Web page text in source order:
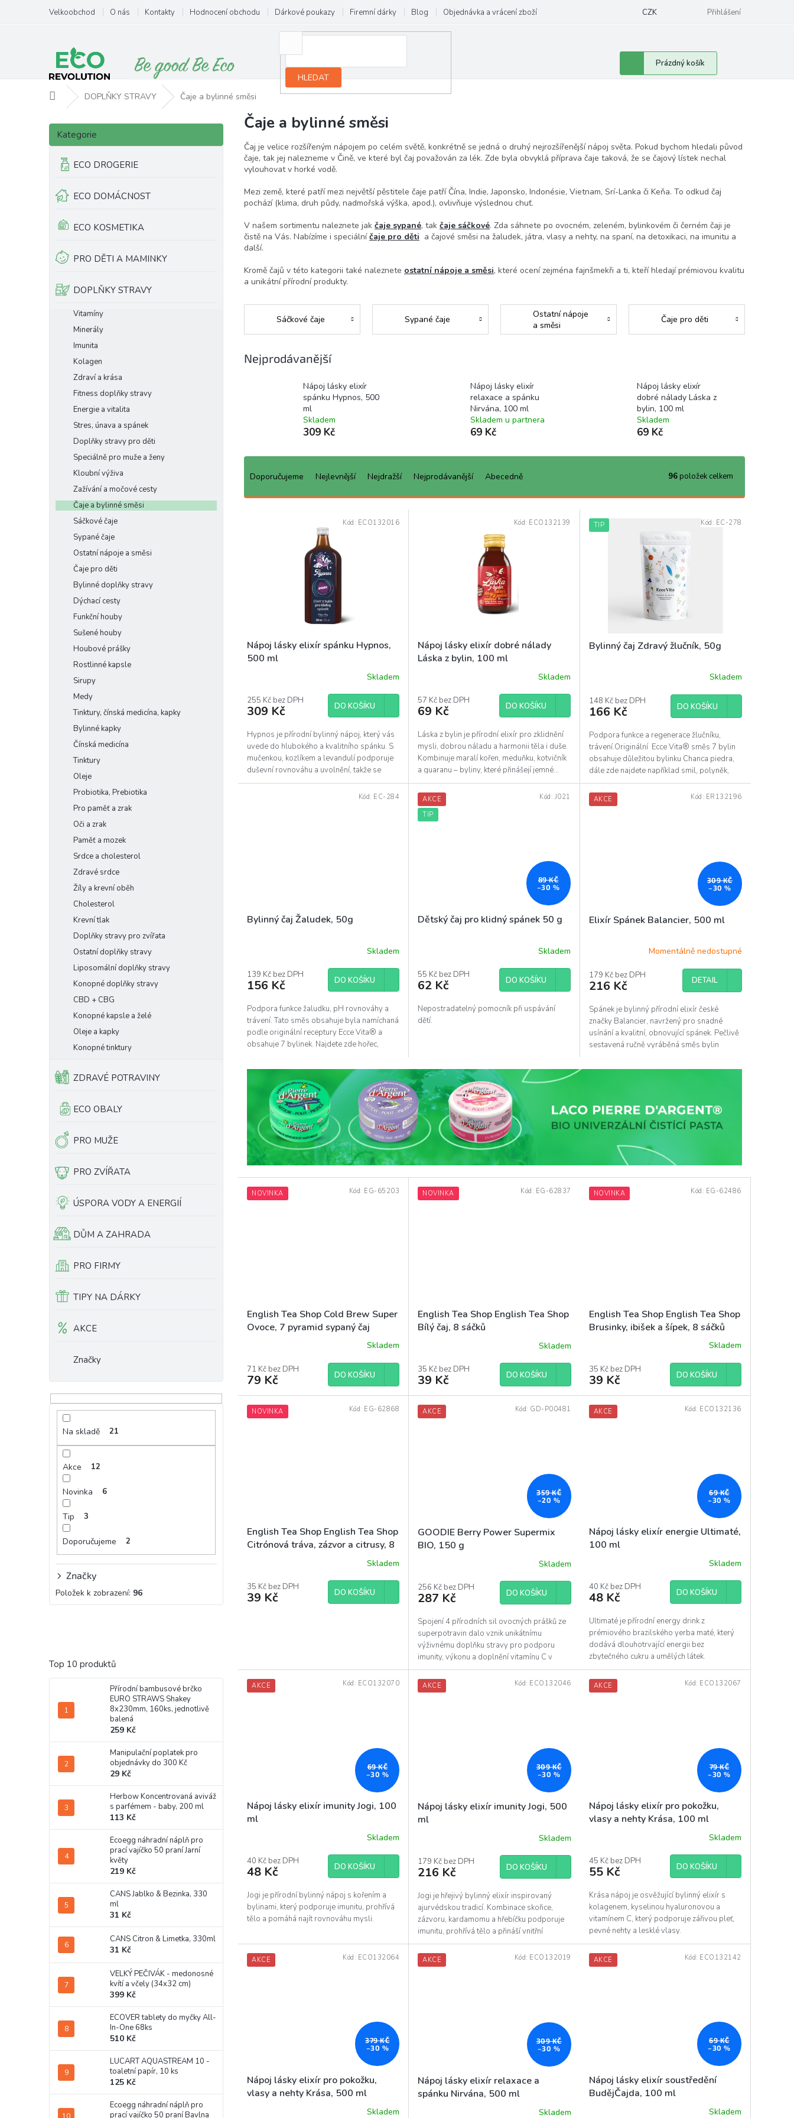
obsah
Velkoobchod O nás Kontakty Hodnocení obchodu Dárkové poukazy Firemní dárky Blog Objednávka a vrácení zboží CZK Přihlášení
HLEDAT
Nákupní
košík
Prázdný košík
Domů DOPLŇKY STRAVY Čaje a bylinné směsi
P
s
n
n
Přeskočit
kategorie
Kategorie
ECO DROGERIE
ECO DOMÁCNOST
ECO KOSMETIKA
PRO DĚTI A MAMINKY
DOPLŇKY STRAVY
Vitamíny
Minerály
Imunita
Kolagen
Zdraví a krása
Fitness doplňky stravy
Energie a vitalita
Stres, únava a spánek
Doplňky stravy pro děti
Speciálně pro muže a ženy
Kloubní výživa
Zažívání a močové cesty
Čaje a bylinné směsi
Sáčkové čaje
Sypané čaje
Ostatní nápoje a směsi
Čaje pro děti
Bylinné doplňky stravy
Dýchací cesty
Funkční houby
Sušené houby
Houbové prášky
Rostlinné kapsle
Sirupy
Medy
Tinktury, čínská medicína, kapky
Bylinné kapky
Čínská medicína
Tinktury
Oleje
Probiotika, Prebiotika
Pro paměť a zrak
Oči a zrak
Paměť a mozek
Srdce a cholesterol
Zdravé srdce
Žíly a krevní oběh
Cholesterol
Krevní tlak
Doplňky stravy pro zvířata
Ostatní doplňky stravy
Liposomální doplňky stravy
Konopné doplňky stravy
CBD + CBG
Konopné kapsle a želé
Oleje a kapky
Konopné tinktury
ZDRAVÉ POTRAVINY
ECO OBALY
PRO MUŽE
PRO ZVÍŘATA
ÚSPORA VODY A ENERGIÍ
DŮM A ZAHRADA
PRO FIRMY
TIPY NA DÁRKY
AKCE
Značky
Na skladě 21
Akce 12
Novinka 6
Tip 3
Doporučujeme 2
Značky
Položek k zobrazení: 96
Top 10 produktů
Přírodní bambusové brčko
EURO STRAWS Shakey
8x230mm, 160ks, jednotlivě
balená
259 Kč
Manipulační poplatek pro
objednávky do 300 Kč
29 Kč
Herbow Koncentrovaná aviváž
s parfémem - baby, 200 ml
113 Kč
Ecoegg náhradní náplň pro
prací vajíčko 50 praní Jarní
květy
219 Kč
CANS Jablko & Bezinka, 330
ml
31 Kč
CANS Citron & Limetka, 330ml
31 Kč
VELKÝ PEČIVÁK - medonosné
kvítí a včely (34x32 cm)
399 Kč
ECOVER tablety do myčky All-
In-One 68ks
510 Kč
LUCART AQUASTREAM 10 -
toaletní papír, 10 ks
125 Kč
Ecoegg náhradní náplň pro
prací vajíčko 50 praní Bavlna
Čaje a bylinné směsi
Čaj je velice rozšířeným nápojem po celém světě, konkrétně se jedná o druhý nejrozšířenější nápoj světa. Pokud bychom hledali původ
čaje, tak jej nalezneme v Čině, ve které byl čaj považován za lék. Zde byla obvyklá příprava čaje taková, že se čajový lístek nechal
vylouhovat v horké vodě.
Mezi země, které patří mezi největší pěstitele čaje patří Čína, Indie, Japonsko, Indonésie, Vietnam, Srí-Lanka či Keňa. To odkud čaj
pochází (klima, druh půdy, nadmořská výška, apod.), ovlivňuje výslednou chuť.
V našem sortimentu naleznete jak čaje sypané, tak čaje sáčkové. Zda sáhnete po ovocném, zeleném, bylinkovém či černém čaji je
čistě na Vás. Nabízíme i speciálníčaje pro děti a čajové směsi na žaludek, játra, vlasy a nehty, na spaní, na detoxikaci, na imunitu a
další.
Kromě čajů v této kategorii také naleznete ostatní nápoje a směsi, které ocení zejména fajnšmekři a ti, kteří hledají prémiovou kvalitu
a unikátní přírodní produkty.
Sáčkové čaje Sypané čaje
Ostatní nápoje
a směsi
Čaje pro děti
Nejprodávanější
Nápoj lásky elixír
spánku Hypnos, 500
ml
Skladem
309 Kč
Nápoj lásky elixír
relaxace a spánku
Nirvána, 100 ml
Skladem u partnera
69 Kč
Nápoj lásky elixír
dobré nálady Láska z
bylin, 100 ml
Skladem
69 Kč
Ř
e
Doporučujeme Nejlevnější Nejdražší Nejprodávanější Abecedně 96 položek celkem
kNápoj lásky elixír spánku Hypnos,
500 ml
produktu
je
z
5
hvězdiček.
Skladem
255 Kč bez DPH
309 Kč DO KOŠÍKU
Hypnos je přírodní bylinný nápoj, který vás
uvede do hlubokého a kvalitního spánku. S
mučenkou, kozlíkem a levandulí podporuje
duševní rovnováhu a uvolnění, takže se
snadno...
Kód: ECO132016
Nápoj lásky elixír dobré nálady
Láska z bylin, 100 ml
Skladem
57 Kč bez DPH
69 Kč DO KOŠÍKU
Láska z bylin je přírodní elixír pro zklidnění
mysli, dobrou náladu a harmonii těla i duše.
Kombinuje maralí kořen, meduňku, kotvičník
a guaranu – byliny, které přinášejí jemné...
Kód: ECO132139 TIP
Bylinný čaj Zdravý žlučník, 50g
Skladem
148 Kč bez DPH
166 Kč DO KOŠÍKU
Podpora funkce a regenerace žlučníku,
trávení.Originální Ecce Vita® směs 7 bylin
obsahuje důležitou bylinku Chanca piedra,
dále zde najdete například smil, polyněk,
oman a...
Kód: EC-278
Bylinný čaj Žaludek, 50g
produktu
je
z
5
hvězdiček.
Skladem
139 Kč bez DPH
156 Kč DO KOŠÍKU
Podpora funkce žaludku, pH rovnováhy a
trávení. Tato směs obsahuje byla namíchaná
podle originální receptury Ecce Vita® a
obsahuje 7 bylinek. Najdete zde hořec,
Kód: EC-284
AKCE
TIP
89 KČ
–30 %
Dětský čaj pro klidný spánek 50 g
produktu
je
z
5
Skladem
55 Kč bez DPH
62 Kč DO KOŠÍKU
Nepostradatelný pomocník při uspávání
dětí.
Kód: J021 AKCE
309 KČ
–30 %
Elixír Spánek Balancier, 500 ml
Momentálně nedostupné
179 Kč bez DPH
216 Kč DETAIL
Spánek je bylinný přírodní elixír české
značky Balancier, navržený pro snadné
usínání a kvalitní, obnovující spánek. Pečlivě
sestavená ručně vyráběná směs bylin
Kód: ER132196
NOVINKA
English Tea Shop Cold Brew Super
Ovoce, 7 pyramid sypaný čaj
Skladem
71 Kč bez DPH
79 Kč DO KOŠÍKU
Kód: EG-65203 NOVINKA
English Tea Shop English Tea Shop
Bílý čaj, 8 sáčků
Skladem
35 Kč bez DPH
39 Kč DO KOŠÍKU
Kód: EG-62837 NOVINKA
English Tea Shop English Tea Shop
Brusinky, ibišek a šípek, 8 sáčků
Skladem
35 Kč bez DPH
39 Kč DO KOŠÍKU
Kód: EG-62486
NOVINKA
English Tea Shop English Tea Shop
Citrónová tráva, zázvor a citrusy, 8
Skladem
35 Kč bez DPH
39 Kč DO KOŠÍKU
Kód: EG-62868 AKCE
359 KČ
–20 %
GOODIE Berry Power Supermix
BIO, 150 g
Skladem
256 Kč bez DPH
287 Kč DO KOŠÍKU
Spojení 4 přírodních sil ovocných prášků ze
superpotravin dalo vznik unikátnímu
výživnému doplňku stravy pro podporu
imunity, výkonu a doplnění vitamínu C v
přirozené formě....
Kód: GD-P00481 AKCE
69 KČ
–30 %
Nápoj lásky elixír energie Ultimaté,
100 ml
Skladem
40 Kč bez DPH
48 Kč DO KOŠÍKU
Ultimaté je přírodní energy drink z
prémiového brazilského yerba maté, který
dodává dlouhotrvající energii bez
zbytečného cukru a umělých látek.
Kód: ECO132136
AKCE
69 KČ
–30 %
Nápoj lásky elixír imunity Jogi, 100
ml
produktu
je
z
5
hvězdiček.
Skladem
40 Kč bez DPH
48 Kč DO KOŠÍKU
Jogi je přírodní bylinný nápoj s kořením a
bylinami, který podporuje imunitu, prohřívá
tělo a pomáhá najít rovnováhu mysli.
Kód: ECO132070 AKCE
309 KČ
–30 %
Nápoj lásky elixír imunity Jogi, 500
ml
produktu
je
z
5
hvězdiček.
Skladem
179 Kč bez DPH
216 Kč DO KOŠÍKU
Jogi je hřejivý bylinný elixír inspirovaný
ajurvédskou tradicí. Kombinace skořice,
zázvoru, kardamomu a hřebíčku podporuje
imunitu, prohřívá tělo a přináší vnitřní
rovnováhu.
Kód: ECO132046 AKCE
79 KČ
–30 %
Nápoj lásky elixír pro pokožku,
vlasy a nehty Krása, 100 ml
produktu
je
z
5
hvězdiček.
Skladem
45 Kč bez DPH
55 Kč DO KOŠÍKU
Krása nápoj je osvěžující bylinný elixír s
kolagenem, kyselinou hyaluronovou a
vitamínem C, který podporuje zářivou pleť,
pevné nehty a lesklé vlasy.
Kód: ECO132067
AKCE
379 KČ
–30 %
Nápoj lásky elixír pro pokožku,
vlasy a nehty Krása, 500 ml
Skladem
Kód: ECO132064 AKCE
309 KČ
–30 %
Nápoj lásky elixír relaxace a
spánku Nirvána, 500 ml
Skladem
Kód: ECO132019 AKCE
69 KČ
–30 %
Nápoj lásky elixír soustředění
BudějČajda, 100 ml
Skladem
Kód: ECO132142